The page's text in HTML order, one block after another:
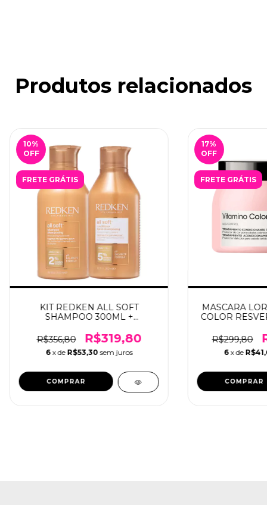
Produtos relacionados
10%
OFF
FRETE GRÁTIS
KIT REDKEN ALL SOFT
SHAMPOO 300ML +
R$356,80
R$319,80
6 x de R$53,30 sem juros
17%
OFF
FRETE GRÁTIS
MASCARA
COLOR
R$299,80
6 x de